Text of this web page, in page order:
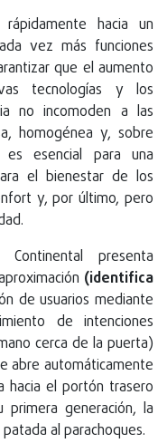
hacia un
vez más funciones
que el aumento
tecnologías y los
no incomoden a las
homogénea y, sobre
esencial para una
el bienestar de los
y, por último, pero
presenta
(identifica
de usuarios mediante
de intenciones
cerca de la puerta)
abre automáticamente
hacia el portón trasero
generación, la
al parachoques.